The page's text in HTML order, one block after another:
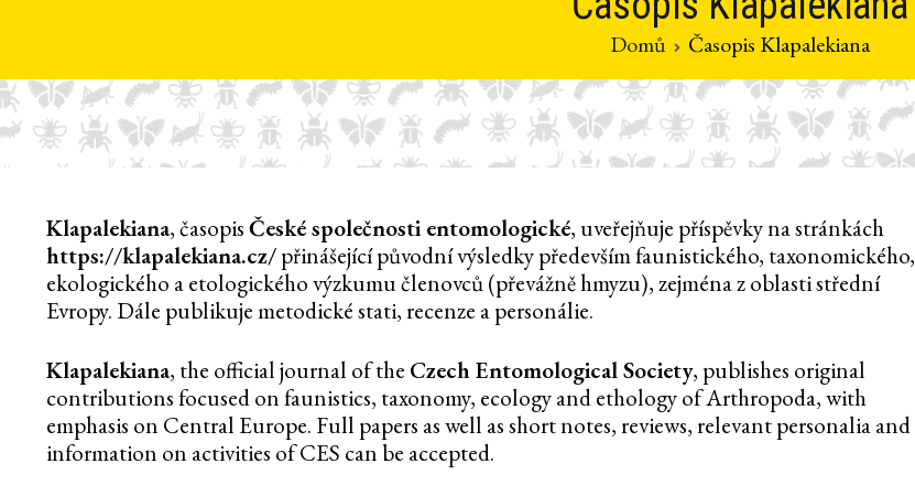
Domů Časopis Klapalekiana
Klapalekiana, časopisČeské společnosti entomologické, uveřejňuje příspěvky na stránkách
https://klapalekiana.cz/přinášející původní výsledky především faunistického, taxonomického,
ekologického a etologického výzkumu členovců (převážně hmyzu), zejména z oblasti střední
Evropy. Dále publikuje metodické stati, recenze a personálie.
Klapalekiana, the official journal of the Czech Entomological Society, publishes original
contributions focused on faunistics, taxonomy, ecology and ethology of Arthropoda, with
emphasis on Central Europe. Full papers as well as short notes, reviews, relevant personalia and
information on activities of CES can be accepted.